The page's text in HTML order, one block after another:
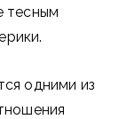
тесным
одними из